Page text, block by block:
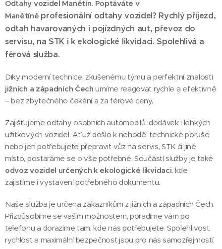
Odtahy vozidel Manětín. Poptáváte v
Manětíně profesionální odtahy vozidel? Rychlý příjezd,
odtah havarovaných i pojízdných aut, převoz do
servisu, na STK i k ekologické likvidaci. Spolehlivá a
férová služba.
Díky moderní technice, zkušenému týmu a perfektní znalosti
jižních a západních Čech umíme reagovat rychle a efektivně
– bez zbytečného čekání a za férové ceny.
Zajišťujeme odtahy osobních automobilů, dodávek i lehkých
užitkových vozidel. Ať už došlo k nehodě, technické poruše
nebo jen potřebujete přepravit vůz na servis, STK či jiné
místo, postaráme se o vše potřebné. Součástí služby je také
odvoz vozidel určených k ekologické likvidaci, kde
zajistíme i vystavení potřebného dokumentu.
Naše služba je určena zákazníkům z jižních a západních Čech.
Přizpůsobíme se vašim možnostem, poradíme vám po
telefonu a dorazíme tam, kde nás potřebujete. Spolehlivost,
rychlost a maximální bezpečnost jsou pro nás samozřejmostí.